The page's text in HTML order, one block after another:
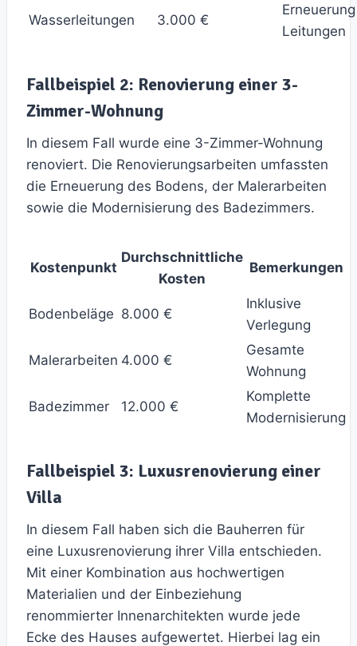
Wasserleitungen 3.000 €
Leitungen
Fallbeispiel 2: Renovierung einer 3-
Zimmer-Wohnung
In diesem Fall wurde eine 3-Zimmer-Wohnung
renoviert. Die Renovierungsarbeiten umfassten
die Erneuerung des Bodens, der Malerarbeiten
sowie die Modernisierung des Badezimmers.
Kostenpunkt
Durchschnittliche
Kosten
Bemerkungen
Bodenbeläge 8.000 €
Inklusive
Verlegung
Malerarbeiten 4.000 €
Gesamte
Wohnung
Badezimmer 12.000 €
Komplette
Modernisierung
Fallbeispiel 3: Luxusrenovierung einer
Villa
In diesem Fall haben sich die Bauherren für
eine Luxusrenovierung ihrer Villa entschieden.
Mit einer Kombination aus hochwertigen
Materialien und der Einbeziehung
renommierter Innenarchitekten wurde jede
Ecke des Hauses aufgewertet. Hierbei lag ein